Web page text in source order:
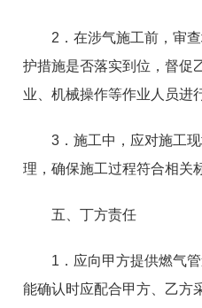
2．在涉气施工前，审
护措施是否落实到位，督促
业、机械操作等作业人员进
3．施工中，应对施工
理，确保施工过程符合相关
五、丁方责任
1．应向甲方提供燃气
能确认时应配合甲方、乙方